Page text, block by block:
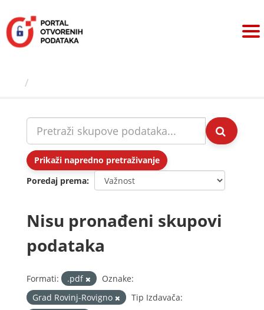
sadržaj
Prikaži napredno pretraživanje
Poredaj prema
Nisu pronađeni skupovi
podataka
Formati: .pdf
Oznake:
Grad Rovinj-Rovigno
Tip Izdavača: